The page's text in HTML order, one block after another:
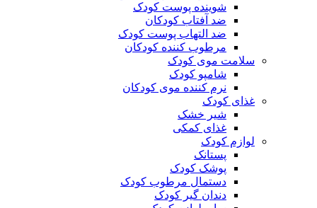
شوینده پوست کودک
ضد آفتاب کودکان
ضد التهاب پوست کودک
مرطوب کننده کودکان
سلامت موی کودک
شامپو کودک
نرم کننده موی کودکان
غذای کودک
شیر خشک
غذای کمکی
لوازم کودک
پستانک
پوشک کودک
دستمال مرطوب کودک
دندان گیر کودک